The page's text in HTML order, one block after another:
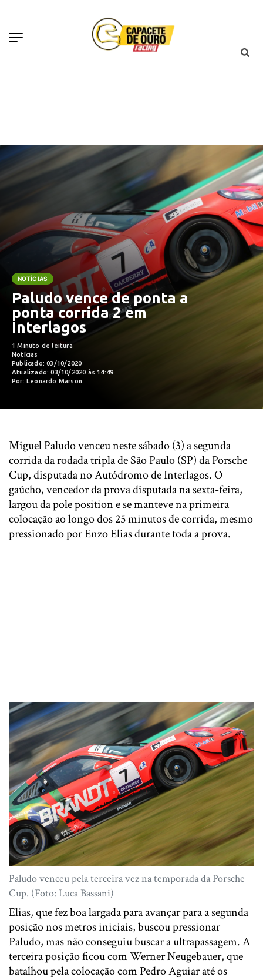
NOTÍCIAS
Paludo vence de ponta a
ponta corrida 2 em
Interlagos
1 Minuto de leitura
Notícias
Publicado: 03/10/2020
Atualizado: 03/10/2020 às 14:49
Por: Leonardo Marson
Miguel Paludo venceu neste sábado (3) a segunda
corrida da rodada tripla de São Paulo (SP) da Porsche
Cup, disputada no Autódromo de Interlagos. O
gaúcho, vencedor da prova disputada na sexta-feira,
largou da pole position e se manteve na primeira
colocação ao longo dos 25 minutos de corrida, mesmo
pressionado por Enzo Elias durante toda a prova.
Paludo venceu pela terceira vez na temporada da Porsche
Cup. (Foto: Luca Bassani)
Elias, que fez boa largada para avançar para a segunda
posição nos metros iniciais, buscou pressionar
Paludo, mas não conseguiu buscar a ultrapassagem. A
terceira posição ficou com Werner Neugebauer, que
batalhou pela colocação com Pedro Aguiar até os